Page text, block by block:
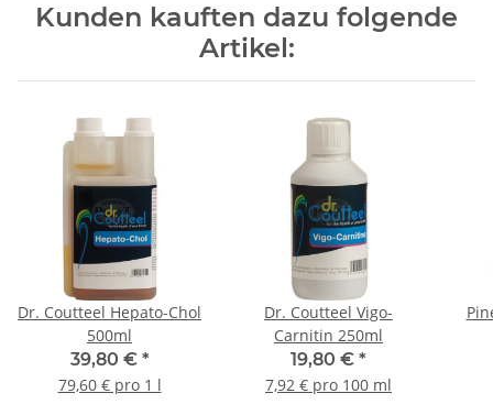
Kunden kauften dazu folgende
Artikel:
Dr. Coutteel Hepato-Chol
500ml
39,80 € *
79,60 € pro 1 l
Dr. Coutteel Vigo-
Carnitin 250ml
19,80 € *
7,92 € pro 100 ml